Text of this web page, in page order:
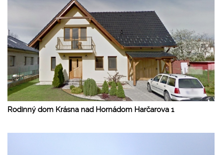
Rodinný dom Krásna nad Hornádom Harčarova 1